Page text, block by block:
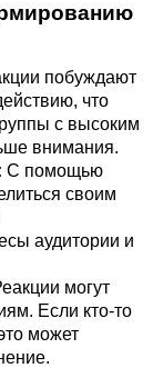
побуждают
что
с высоким
внимания.
С помощью
своим
аудитории и
могут
Если кто-то
может